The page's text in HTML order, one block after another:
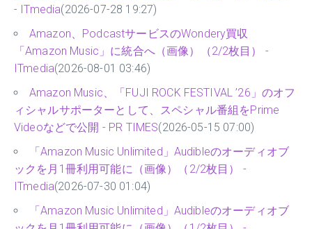
- ITmedia(2026-07-28 19:27)
Amazon、PodcastサービスのWondery買収
「Amazon Music」に統合へ（画像）（2/2枚目） -
ITmedia(2026-08-01 03:46)
Amazon Music、「FUJI ROCK FESTIVAL ’26」のオフ
ィシャルサポーターとして、スペシャル番組をPrime
Videoなどで公開 - PR TIMES(2026-05-15 07:00)
「Amazon Music Unlimited」Audibleのオーディオブ
ックを月1冊利用可能に（画像）（2/2枚目） -
ITmedia(2026-07-30 01:04)
「Amazon Music Unlimited」Audibleのオーディオブ